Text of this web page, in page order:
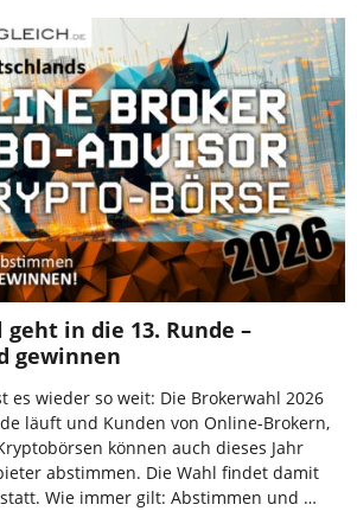
in die 13. Runde –
gewinnen
es wieder so weit: Die Brokerwahl 2026
läuft und Kunden von Online-Brokern,
können auch dieses Jahr
abstimmen. Die Wahl findet damit
Wie immer gilt: Abstimmen und …